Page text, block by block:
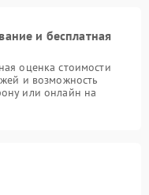
и бесплатная
оценка стоимости
и возможность
или онлайн на